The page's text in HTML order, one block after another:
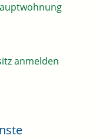
anmelden